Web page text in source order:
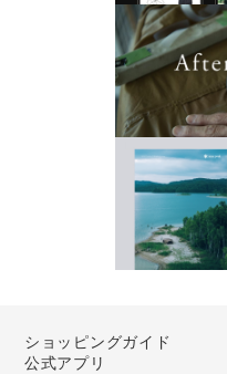
ショッピングガイド
公式アプリ